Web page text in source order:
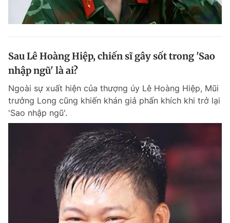
Sau Lê Hoàng Hiệp, chiến sĩ gây sốt trong 'Sao
nhập ngũ' là ai?
Ngoài sự xuất hiện của thượng úy Lê Hoàng Hiệp, Mũi
trưởng Long cũng khiến khán giả phấn khích khi trở lại
'Sao nhập ngũ'.